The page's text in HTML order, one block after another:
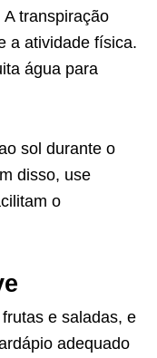
transpiração
a atividade física.
água para
sol durante o
disso, use
o
e saladas, e
adequado